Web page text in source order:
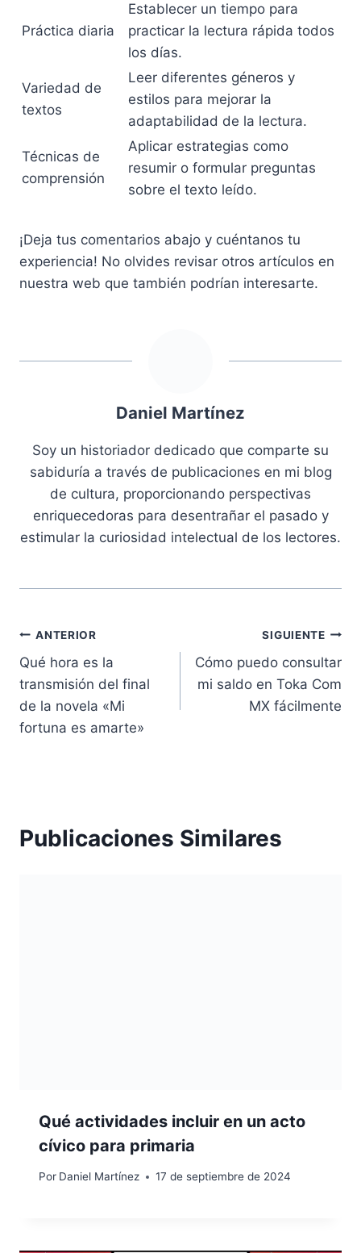
Práctica diaria
Establecer un tiempo para
practicar la lectura rápida todos
los días.
Variedad de
textos
Leer diferentes géneros y
estilos para mejorar la
adaptabilidad de la lectura.
Técnicas de
comprensión
Aplicar estrategias como
resumir o formular preguntas
sobre el texto leído.
¡Deja tus comentarios abajo y cuéntanos tu
experiencia! No olvides revisar otros artículos en
nuestra web que también podrían interesarte.
Daniel Martínez
Soy un historiador dedicado que comparte su
sabiduría a través de publicaciones en mi blog
de cultura, proporcionando perspectivas
enriquecedoras para desentrañar el pasado y
estimular la curiosidad intelectual de los lectores.
Navegación
de
entradas
ANTERIOR
Qué hora es la
transmisión del final
de la novela «Mi
fortuna es amarte»
SIGUIENTE
Cómo puedo consultar
mi saldo en Toka Com
MX fácilmente
Publicaciones Similares
Qué actividades incluir en un acto
cívico para primaria
Por Daniel Martínez 17 de septiembre de 2024